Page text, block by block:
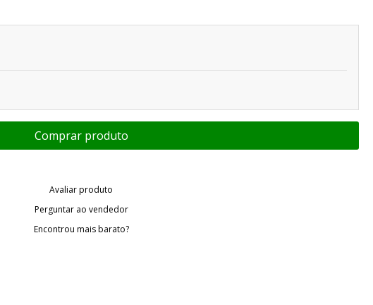
Avaliar produto
Perguntar ao vendedor
Encontrou mais barato?